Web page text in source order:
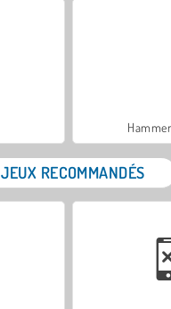
JEUX RECOMMANDÉS